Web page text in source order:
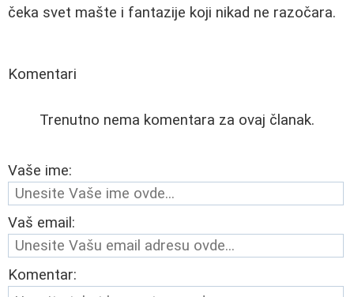
čeka svet mašte i fantazije koji nikad ne razočara.
Komentari
Trenutno nema komentara za ovaj članak.
Vaše ime:
Vaš email:
Komentar: